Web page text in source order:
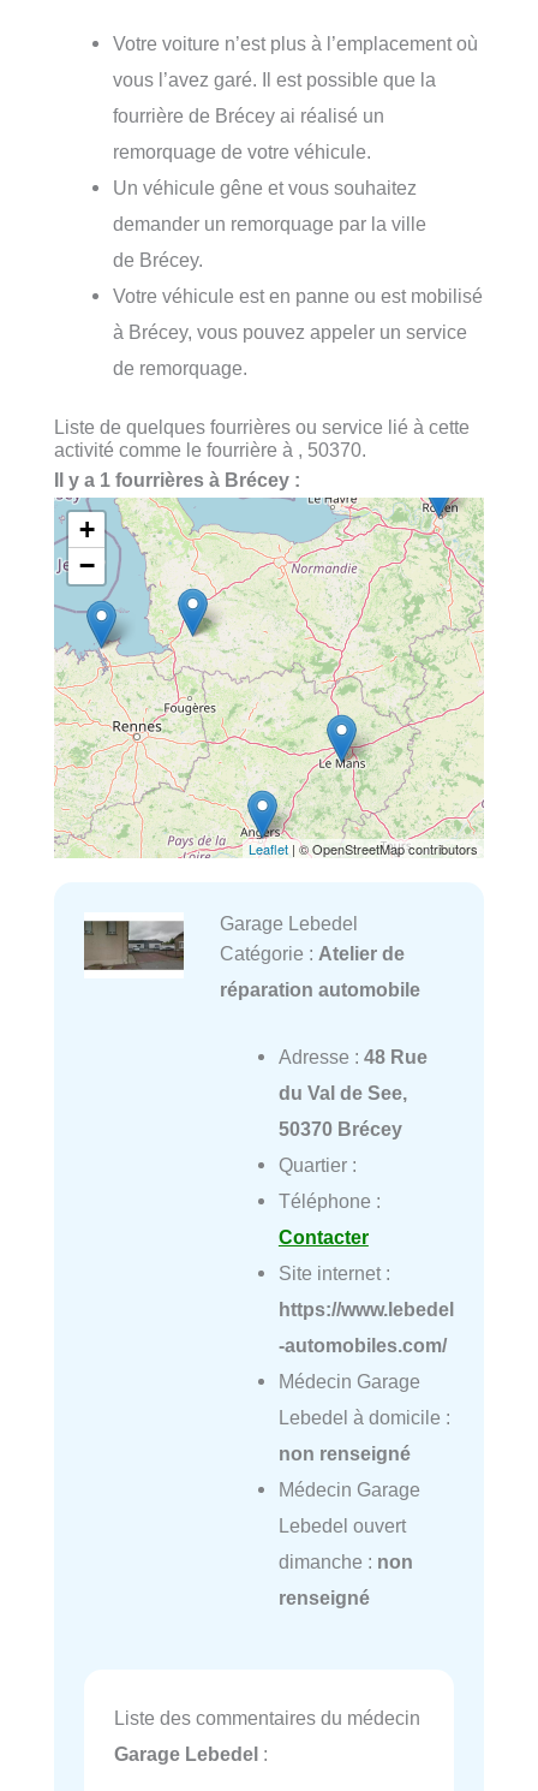
Votre voiture n’est plus à l’emplacement où
vous l’avez garé. Il est possible que la
fourrière de Brécey ai réalisé un
remorquage de votre véhicule.
Un véhicule gêne et vous souhaitez
demander un remorquage par la ville
de Brécey.
Votre véhicule est en panne ou est mobilisé
à Brécey, vous pouvez appeler un service
de remorquage.
Liste de quelques fourrières ou service lié à cette
activité comme le fourrière à , 50370.
Il y a 1 fourrières à Brécey :
+
−
Leaflet | © OpenStreetMap contributors
Garage Lebedel
Catégorie : Atelier de
réparation automobile
Adresse : 48 Rue
du Val de See,
50370 Brécey
Quartier :
Téléphone :
Contacter
Site internet :
https://www.lebedel
-automobiles.com/
Médecin Garage
Lebedel à domicile :
non renseigné
Médecin Garage
Lebedel ouvert
dimanche : non
renseigné
Liste des commentaires du médecin
Garage Lebedel :